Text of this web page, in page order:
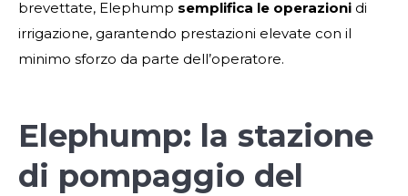
brevettate, Elephump semplifica le operazioni di
irrigazione, garantendo prestazioni elevate con il
minimo sforzo da parte dell’operatore.
Elephump: la stazione
di pompaggio del